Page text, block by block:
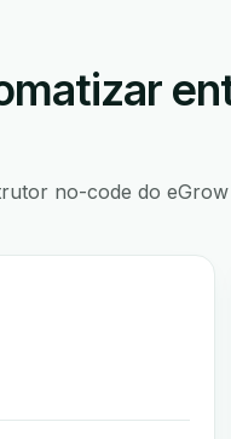
no-code do